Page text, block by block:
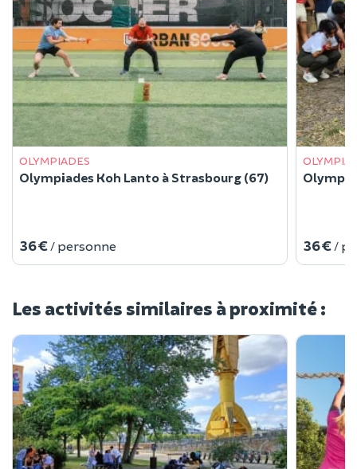
OLYMPIADES
Olympiades Koh Lanto à Strasbourg (67)
36 € / personne 36 € /
Les activités similaires à proximité :